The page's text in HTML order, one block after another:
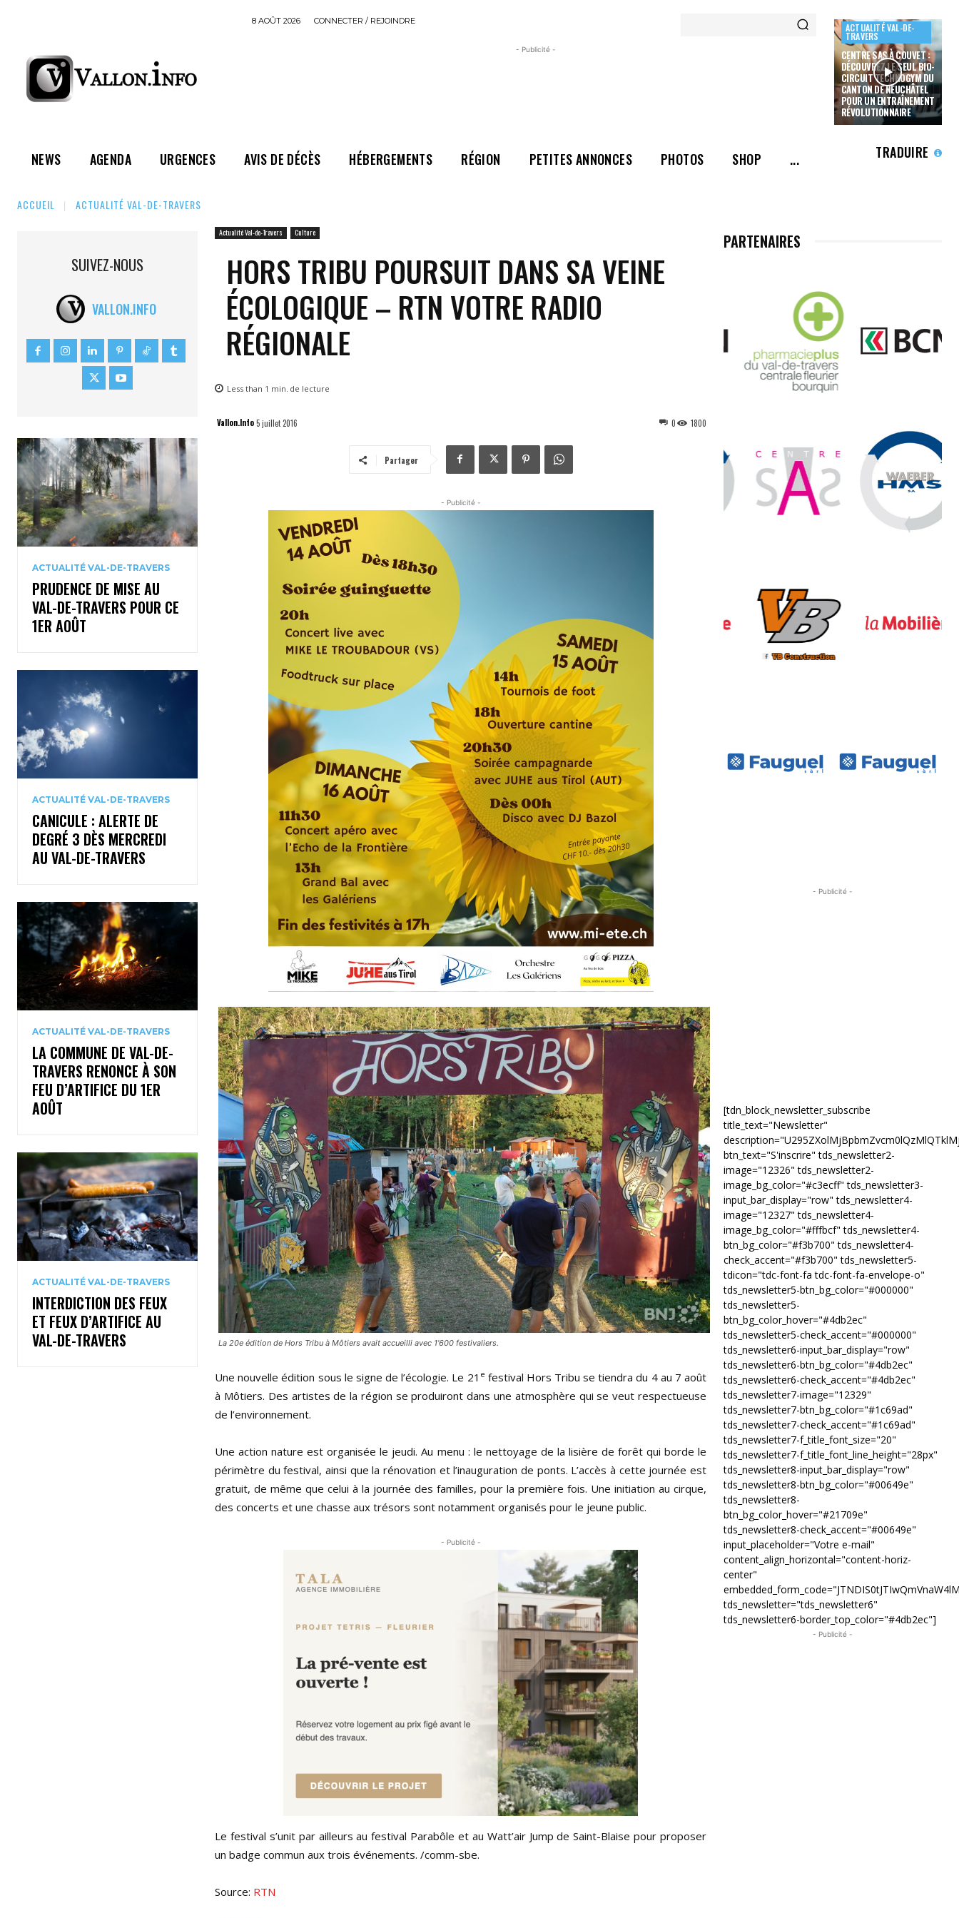
8 AOÛT 2026 CONNECTER / REJOINDRE
- Publicité -
ACTUALITÉ VAL-DE-
TRAVERS
CENTRE SAS À COUVET :
DÉCOUVREZ LE SEUL BIO-
CIRCUIT TECHNOGYM DU
CANTON DE NEUCHÂTEL
POUR UN ENTRAÎNEMENT
RÉVOLUTIONNAIRE
NEWS AGENDA URGENCES AVIS DE DÉCÈS HÉBERGEMENTS RÉGION PETITES ANNONCES PHOTOS SHOP ... TRADUIRE
ACCUEIL ACTUALITÉ VAL-DE-TRAVERS
SUIVEZ-NOUS
VALLON.INFO
ACTUALITÉ VAL-DE-TRAVERS
PRUDENCE DE MISE AU
VAL-DE-TRAVERS POUR CE
1ER AOÛT
ACTUALITÉ VAL-DE-TRAVERS
CANICULE : ALERTE DE
DEGRÉ 3 DÈS MERCREDI
AU VAL-DE-TRAVERS
ACTUALITÉ VAL-DE-TRAVERS
LA COMMUNE DE VAL-DE-
TRAVERS RENONCE À SON
FEU D’ARTIFICE DU 1ER
AOÛT
ACTUALITÉ VAL-DE-TRAVERS
INTERDICTION DES FEUX
ET FEUX D’ARTIFICE AU
VAL-DE-TRAVERS
Actualité Val-de-Travers Culture
HORS TRIBU POURSUIT DANS SA VEINE
ÉCOLOGIQUE – RTN VOTRE RADIO
RÉGIONALE
Less than 1 min. de lecture
Vallon.Info5 juillet 2016 1800
0
Partager
- Publicité -
La 20e édition de Hors Tribu à Môtiers avait accueilli avec 1’600 festivaliers.
Une nouvelle édition sous le signe de l’écologie. Le 21 e festival Hors Tribu se tiendra du 4 au 7 août
à Môtiers. Des artistes de la région se produiront dans une atmosphère qui se veut respectueuse
de l’environnement.
Une action nature est organisée le jeudi. Au menu : le nettoyage de la lisière de forêt qui borde le
périmètre du festival, ainsi que la rénovation et l’inauguration de ponts. L’accès à cette journée est
gratuit, de même que celui à la journée des familles, pour la première fois. Une initiation au cirque,
des concerts et une chasse aux trésors sont notamment organisés pour le jeune public.
- Publicité -
Le festival s’unit par ailleurs au festival Parabôle et au Watt’air Jump de Saint-Blaise pour proposer
un badge commun aux trois événements. /comm-sbe.
Source: RTN
PARTENAIRES
- Publicité -
[tdn_block_newsletter_subscribe
title_text="Newsletter"
btn_text="S'inscrire" tds_newsletter2-
image="12326" tds_newsletter2-
image_bg_color="#c3ecff" tds_newsletter3-
input_bar_display="row" tds_newsletter4-
image="12327" tds_newsletter4-
image_bg_color="#fffbcf" tds_newsletter4-
btn_bg_color="#f3b700" tds_newsletter4-
check_accent="#f3b700" tds_newsletter5-
tdicon="tdc-font-fa tdc-font-fa-envelope-o"
tds_newsletter5-btn_bg_color="#000000"
tds_newsletter5-
btn_bg_color_hover="#4db2ec"
tds_newsletter5-check_accent="#000000"
tds_newsletter6-input_bar_display="row"
tds_newsletter6-btn_bg_color="#4db2ec"
tds_newsletter6-check_accent="#4db2ec"
tds_newsletter7-image="12329"
tds_newsletter7-btn_bg_color="#1c69ad"
tds_newsletter7-check_accent="#1c69ad"
tds_newsletter7-f_title_font_size="20"
tds_newsletter7-f_title_font_line_height="28px"
tds_newsletter8-input_bar_display="row"
tds_newsletter8-btn_bg_color="#00649e"
tds_newsletter8-
btn_bg_color_hover="#21709e"
tds_newsletter8-check_accent="#00649e"
input_placeholder="Votre e-mail"
content_align_horizontal="content-horiz-
center"
tds_newsletter="tds_newsletter6"
tds_newsletter6-border_top_color="#4db2ec"]
- Publicité -